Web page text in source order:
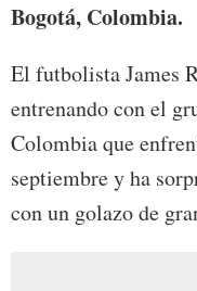
Bogotá, Colombia.
El futbolista James
entrenando con el
Colombia que
septiembre y ha
con un golazo de